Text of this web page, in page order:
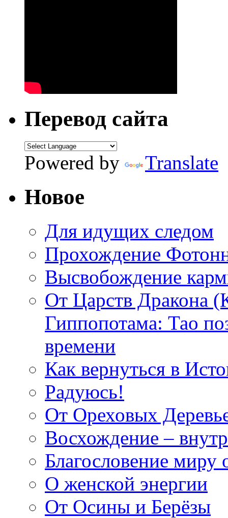
Перевод сайта
Powered by Translate
Новое
Для идущих следом
Прохождение
Высвобождение
От Царств Дракона
Гиппопотама: Тао
времени
Как вернуться в
Радуюсь!
От Ореховых
Восхождение –
Благословение миру
О женской энергии
От Осины и Берёзы